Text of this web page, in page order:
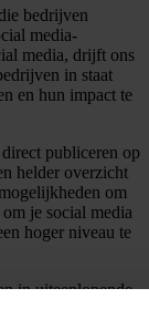
bedrijven
media-
media, drijft ons
in staat
en hun impact te
publiceren op
helder overzicht
om
je social media
hoger niveau te
in uiteenlopende